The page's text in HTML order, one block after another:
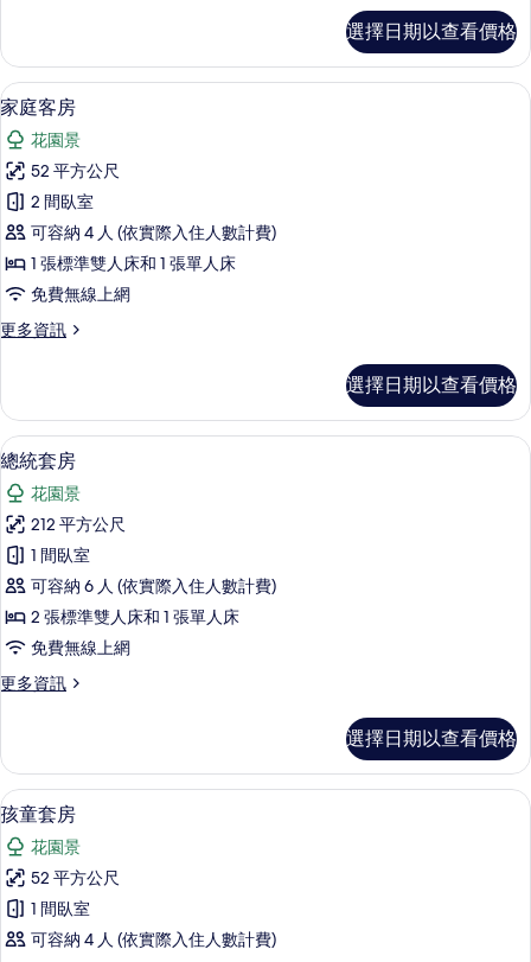
雙
人
床
的
所
有
相
片
套
房,
1
張
標
準
雙
人
床
的
詳
情
選擇日期以查看價格
顯
示
家
庭
客
房
的
所
有
片
免費迷你吧、客房內保險箱、書桌、隔
7
家庭客房
花園景
52 平方公尺
2 間臥室
可容納 4 人 (依實際入住人數計費)
1 張標準雙人床和 1 張單人床
免費無線上網
更多資訊
更
客
房
的
情
選擇日期以查看價格
顯
示
總
統
套
房
的
所
有
片
總統套房 | 起居區 | 26-吋電視，提供
8
總統套房
花園景
212 平方公尺
1 間臥室
可容納 6 人 (依實際入住人數計費)
2 張標準雙人床和 1 張單人床
免費無線上網
更多資訊
更
套
房
的
情
選擇日期以查看價格
顯
示
孩
童
套
房
免費迷你吧、客房內保險箱、書桌、隔
8
孩童套房
花園景
52 平方公尺
1 間臥室
可容納 4 人 (依實際入住人數計費)